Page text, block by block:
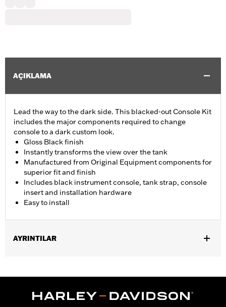
AÇIKLAMA
Lead the way to the dark side. This blacked-out Console Kit
includes the major components required to change
console to a dark custom look.
Gloss Black finish
Instantly transforms the view over the tank
Manufactured from Original Equipment components for
superior fit and finish
Includes black instrument console, tank strap, console
insert and installation hardware
Easy to install
AYRINTILAR
Sold In Units:Each